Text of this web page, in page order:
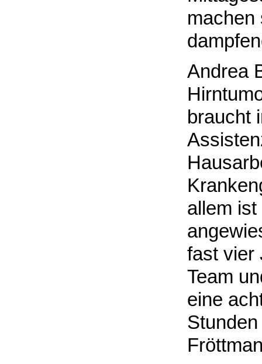
machen
Andrea
braucht
allem
fast vier
Team
eine